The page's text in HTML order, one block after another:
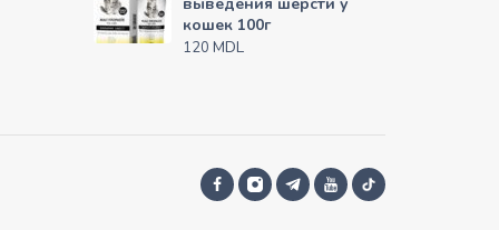
выведения шерсти у
кошек 100г
120 MDL